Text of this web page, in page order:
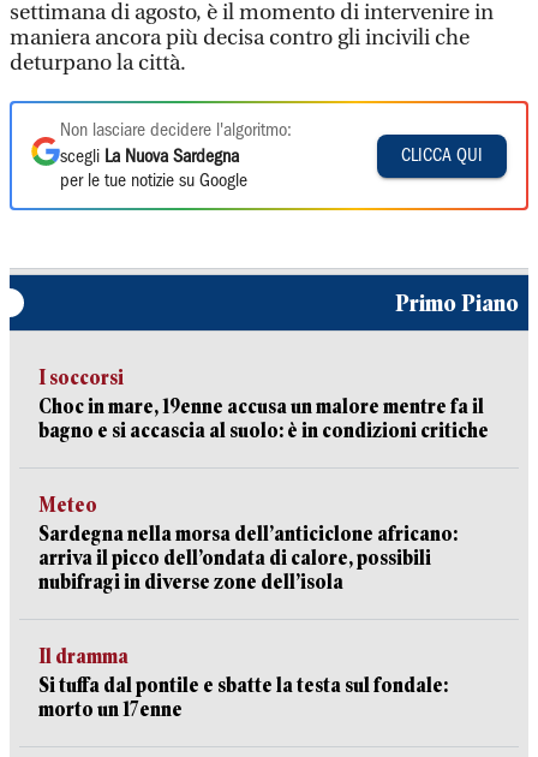
settimana di agosto, è il momento di intervenire in
maniera ancora più decisa contro gli incivili che
deturpano la città.
Non lasciare decidere l'algoritmo:
scegli La Nuova Sardegna
per le tue notizie su Google
CLICCA QUI
Primo Piano
I soccorsi
Choc in mare, 19enne accusa un malore mentre fa il
bagno e si accascia al suolo: è in condizioni critiche
Meteo
Sardegna nella morsa dell’anticiclone africano:
arriva il picco dell’ondata di calore, possibili
nubifragi in diverse zone dell’isola
Il dramma
Si tuffa dal pontile e sbatte la testa sul fondale:
morto un 17enne